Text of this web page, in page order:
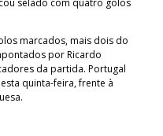
selado com quatro golos
marcados, mais dois do
por Ricardo
da partida. Portugal
quinta-feira, frente à